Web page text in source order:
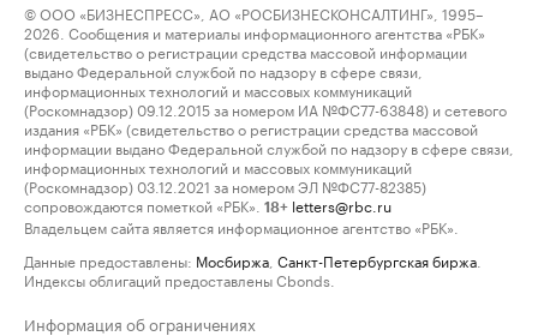
© ООО «БИЗНЕСПРЕСС», АО «РОСБИЗНЕСКОНСАЛТИНГ», 1995–
2026. Сообщения и материалы информационного агентства «РБК»
(свидетельство о регистрации средства массовой информации
выдано Федеральной службой по надзору в сфере связи,
информационных технологий и массовых коммуникаций
(Роскомнадзор) 09.12.2015 за номером ИА №ФС77-63848) и сетевого
издания «РБК» (свидетельство о регистрации средства массовой
информации выдано Федеральной службой по надзору в сфере связи,
информационных технологий и массовых коммуникаций
(Роскомнадзор) 03.12.2021 за номером ЭЛ №ФС77-82385)
сопровождаются пометкой «РБК».
18+ letters@rbc.ru
Владельцем сайта является информационное агентство «РБК».
Данные предоставлены: Мосбиржа Санкт-Петербургская биржа
Индексы облигаций предоставлены Cbonds.
Информация об ограничениях